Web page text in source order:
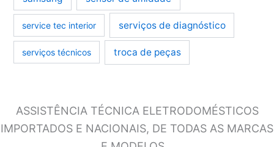
service tec interior serviços de diagnóstico
serviços técnicos troca de peças
ASSISTÊNCIA TÉCNICA ELETRODOMÉSTICOS
IMPORTADOS E NACIONAIS, DE TODAS AS MARCAS